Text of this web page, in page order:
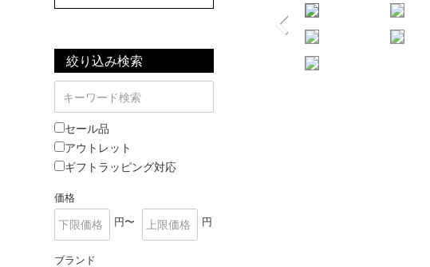
絞り込み検索
セール品
アウトレット
ギフトラッピング対応
価格
円〜
円
ブランド